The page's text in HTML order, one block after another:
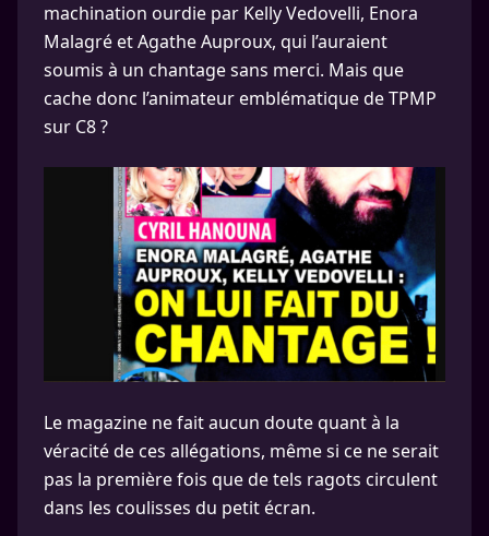
machination ourdie par Kelly Vedovelli, Enora
Malagré et Agathe Auproux, qui l’auraient
soumis à un chantage sans merci. Mais que
cache donc l’animateur emblématique de TPMP
sur C8 ?
Le magazine ne fait aucun doute quant à la
véracité de ces allégations, même si ce ne serait
pas la première fois que de tels ragots circulent
dans les coulisses du petit écran.